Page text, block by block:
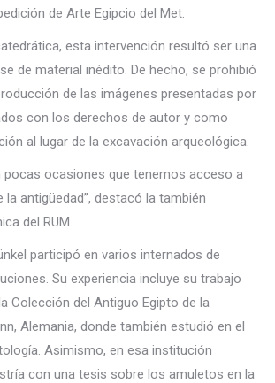
de Arte Egipcio del Met.
esta intervención resultó ser una
de material inédito. De hecho, se prohibió
de las imágenes presentadas por
con los derechos de autor y como
al lugar de la excavación arqueológica.
pocas ocasiones que tenemos acceso a
la antigüedad”, destacó la también
del RUM.
participó en varios internados de
Su experiencia incluye su trabajo
Colección del Antiguo Egipto de la
Alemania, donde también estudió en el
Asimismo, en esa institución
con una tesis sobre los amuletos en la